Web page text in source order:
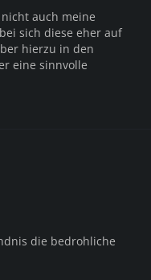
auch meine
sich diese eher auf
hierzu in den
eine sinnvolle
die bedrohliche